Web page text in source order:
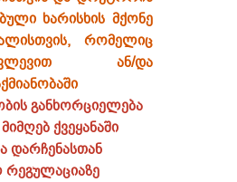
ხარისხის მქონე
რომელიც
ან/და
განხორციელება
ქვეყანაში
დარჩენასთან
რეგულაციაზე